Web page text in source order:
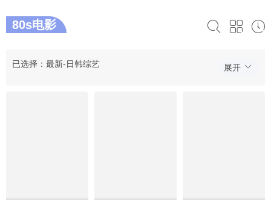
80s电影
展开
已选择：最新-日韩综艺